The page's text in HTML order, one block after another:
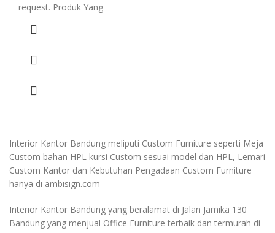
request. Produk Yang
Interior Kantor Bandung meliputi Custom Furniture seperti Meja
Custom bahan HPL kursi Custom sesuai model dan HPL, Lemari
Custom Kantor dan Kebutuhan Pengadaan Custom Furniture
hanya di ambisign.com
Interior Kantor Bandung yang beralamat di Jalan Jamika 130
Bandung yang menjual Office Furniture terbaik dan termurah di